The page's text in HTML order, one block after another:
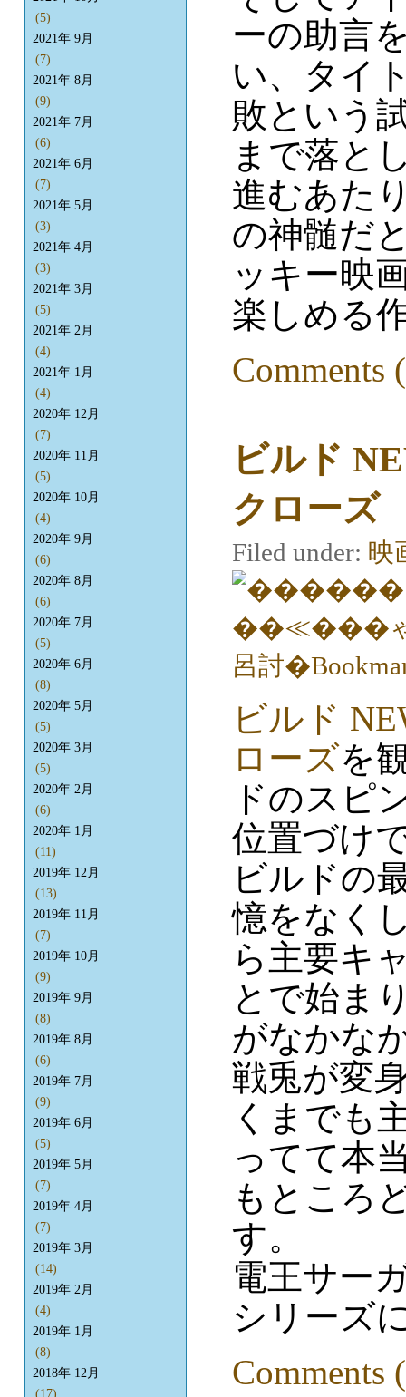
ーの助言
い、タイ
敗という
まで落と
進むあた
の神髄だ
ッキー映
楽しめる
Comments
ビルド
クローズ
Filed under: 映
ビルド
ローズを
ドのスピ
位置づけ
ビルドの
憶をなく
ら主要キ
とで始ま
がなかな
戦兎が変
くまでも
ってて本
もところ
す。
電王サー
シリーズ
Comments
(5)
2021年 9月
(7)
2021年 8月
(9)
2021年 7月
(6)
2021年 6月
(7)
2021年 5月
(3)
2021年 4月
(3)
2021年 3月
(5)
2021年 2月
(4)
2021年 1月
(4)
2020年 12月
(7)
2020年 11月
(5)
2020年 10月
(4)
2020年 9月
(6)
2020年 8月
(6)
2020年 7月
(5)
2020年 6月
(8)
2020年 5月
(5)
2020年 3月
(5)
2020年 2月
(6)
2020年 1月
(11)
2019年 12月
(13)
2019年 11月
(7)
2019年 10月
(9)
2019年 9月
(8)
2019年 8月
(6)
2019年 7月
(9)
2019年 6月
(5)
2019年 5月
(7)
2019年 4月
(7)
2019年 3月
(14)
2019年 2月
(4)
2019年 1月
(8)
2018年 12月
(17)